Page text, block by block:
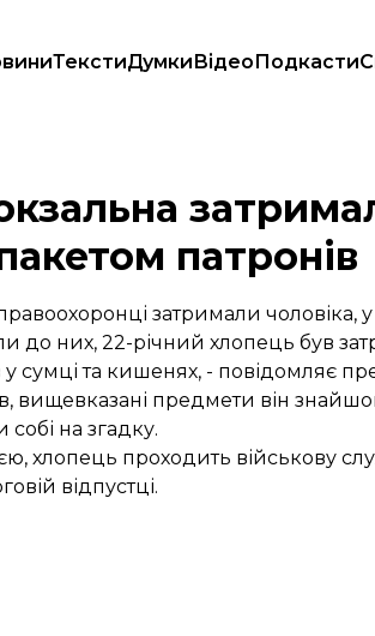
ТекстиДумкиВідеоПодкасти
з гранатами і пакетом патронів
патронів
затримали чоловіка,
до них, 22-річний хлопець був
сумці та кишенях, - повідомляє
вищевказані предмети він
на згадку.
хлопець проходить військову
відпустці.